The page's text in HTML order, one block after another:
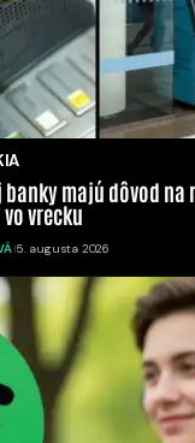
majú dôvod
vrecku
5. augusta 2026